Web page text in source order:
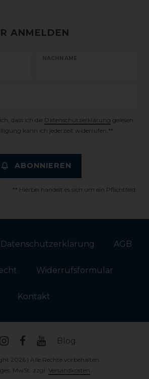
ANMELDEN
NACHNAME
dass ich die Daten­schutz­erklärung gelesen
kann ich jederzeit widerrufen.**
ABONNIEREN
** Hierbei handelt es sich um ein Pflichtfeld.
Daten­schutz­erklärung AGB
Widerrufs­formular
Kontakt
Blog
2026 | Alle Rechte vorbehalten.
MwSt. zzgl. Versandkosten